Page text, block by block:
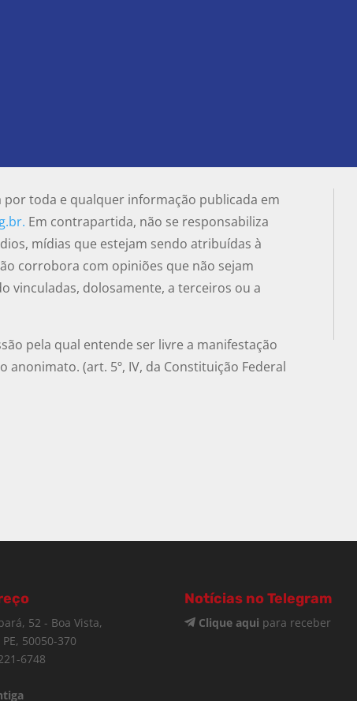
por toda e qualquer informação publicada em
Em contrapartida, não se responsabiliza
mídias que estejam sendo atribuídas à
corrobora com opiniões que não sejam
vinculadas, dolosamente, a terceiros ou a
pela qual entende ser livre a manifestação
(art. 5º, IV, da Constituição Federal
52 - Boa Vista,
50050-370
6748
Notícias no Telegram
Clique aqui para receber